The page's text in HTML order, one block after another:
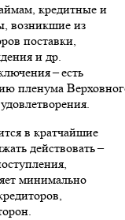
кредитные и
возникшие из
поставки,
и др.
– есть
пленума
в кратчайшие
действовать –
минимально